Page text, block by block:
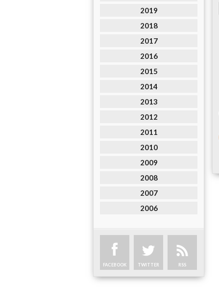
2019
2018
2017
2016
2015
2014
2013
2012
2011
2010
2009
2008
2007
2006
FACEBOOK TWITTER RSS